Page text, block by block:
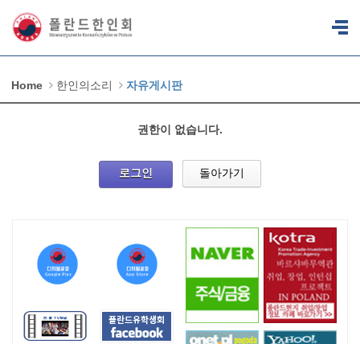
Home 한인의소리 자유게시판
권한이 없습니다.
로그인 돌아가기